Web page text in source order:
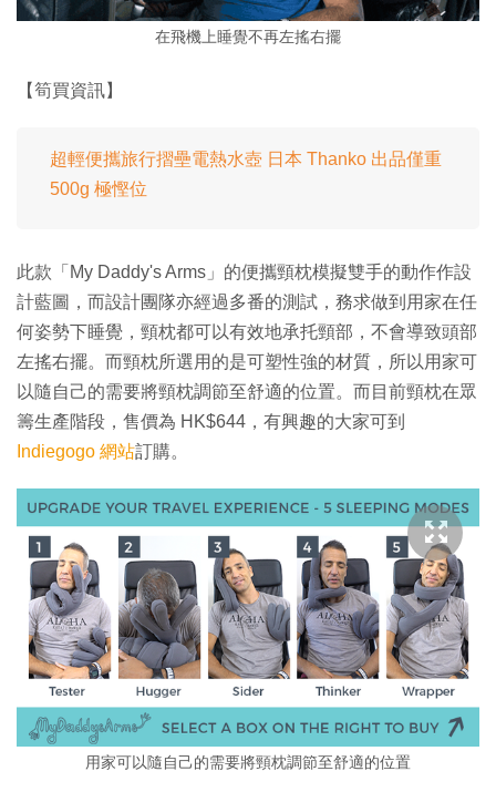
在飛機上睡覺不再左搖右擺
【筍買資訊】
超輕便攜旅行摺壘電熱水壺 日本 Thanko 出品僅重
500g 極慳位
此款「My Daddy's Arms」的便攜頸枕模擬雙手的動作作設
計藍圖，而設計團隊亦經過多番的測試，務求做到用家在任
何姿勢下睡覺，頸枕都可以有效地承托頸部，不會導致頭部
左搖右擺。而頸枕所選用的是可塑性強的材質，所以用家可
以隨自己的需要將頸枕調節至舒適的位置。而目前頸枕在眾
籌生產階段，售價為 HK$644，有興趣的大家可到
Indiegogo 網站訂購。
用家可以隨自己的需要將頸枕調節至舒適的位置